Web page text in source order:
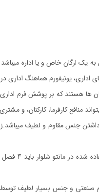
یک ارگان خاص و یا اداره
یونیفورم هماهنگ اداری در
منافع کارفرما، کارکنان،
جنس مقاوم و لطیف میباشد.زیرا
به طور
صنعتی و جنس بسیار لطیف